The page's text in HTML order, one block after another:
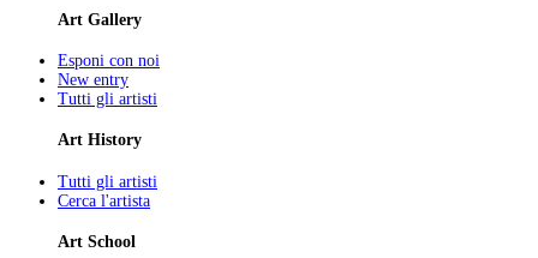
Art Gallery
Esponi con noi
New entry
Tutti gli artisti
Art History
Tutti gli artisti
Cerca l'artista
Art School